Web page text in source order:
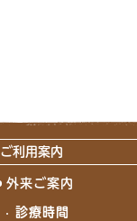
ご利用案内
外来ご案内
診療時間